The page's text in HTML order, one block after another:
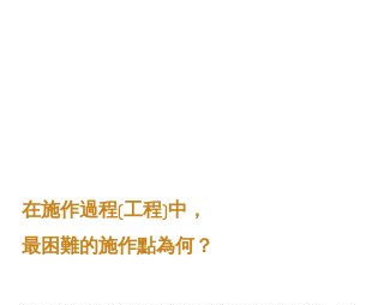
在施作過程(工程)中，
最困難的施作點為何？